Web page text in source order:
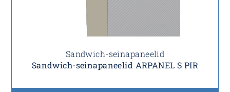
Sandwich-seinapaneelid
Sandwich-seinapaneelid ARPANEL S PIR